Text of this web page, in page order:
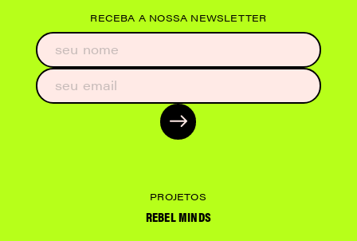
RECEBA A NOSSA NEWSLETTER
PROJETOS
REBEL MINDS